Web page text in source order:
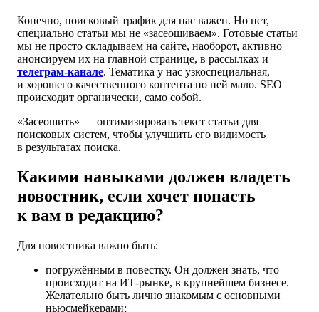
Конечно, поисковый трафик для нас важен. Но нет,
специально статьи мы не «засеошиваем». Готовые статьи
мы не просто складываем на сайте, наоборот, активно
анонсируем их на главной странице, в рассылках и
телеграм-канале. Тематика у нас узкоспециальная,
и хорошего качественного контента по ней мало. SЕО
происходит органически, само собой.
«Засеошить» — оптимизировать текст статьи для
поисковых систем, чтобы улучшить его видимость
в результатах поиска.
Какими навыками должен владеть
новостник, если хочет попасть
к вам в редакцию?
Для новостника важно быть:
погружённым в повестку. Он должен знать, что
происходит на ИТ‑рынке, в крупнейшем бизнесе.
Желательно быть лично знакомым с основными
ньюсмейкерами;